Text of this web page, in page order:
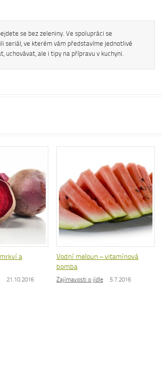
se bez zeleniny. Ve spolupráci se
seriál, ve kterém vám představíme jednotlivé
uchovávat, ale i tipy na přípravu v kuchyni.
a
21.10.2016
Vodní meloun – vitamínová
bomba
Zajímavosti o jídle 5.7.2016